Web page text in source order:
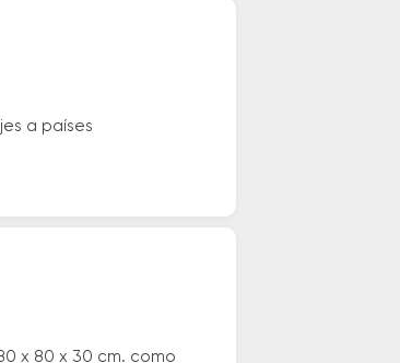
a países
x 80 x 30 cm. como